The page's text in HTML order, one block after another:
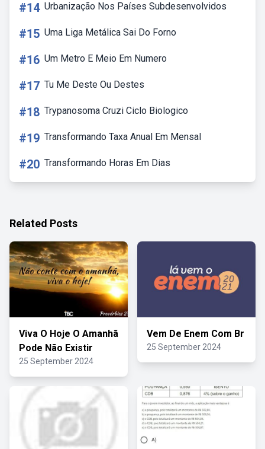
#14 Urbanização Nos Países Subdesenvolvidos
#15 Uma Liga Metálica Sai Do Forno
#16 Um Metro E Meio Em Numero
#17 Tu Me Deste Ou Destes
#18 Trypanosoma Cruzi Ciclo Biologico
#19 Transformando Taxa Anual Em Mensal
#20 Transformando Horas Em Dias
Related Posts
Viva O Hoje O Amanhã
Pode Não Existir
25 September 2024
Vem De Enem Com Br
25 September 2024